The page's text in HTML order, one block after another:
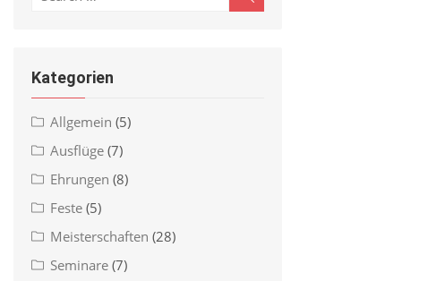
Kategorien
Allgemein (5)
Ausflüge (7)
Ehrungen (8)
Feste (5)
Meisterschaften (28)
Seminare (7)